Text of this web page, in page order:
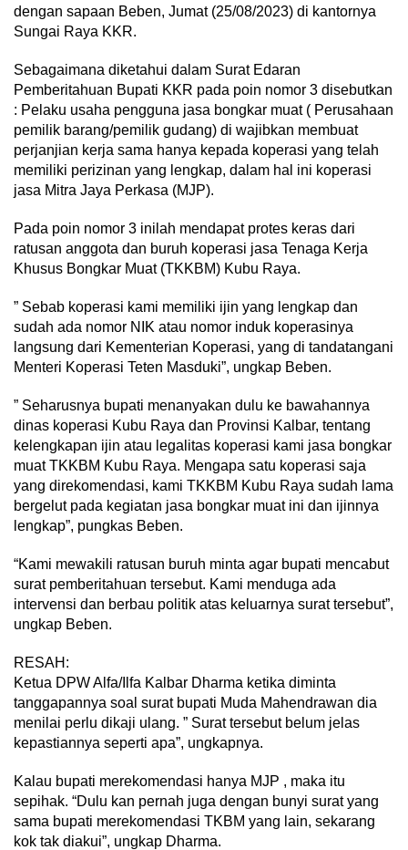
dengan sapaan Beben, Jumat (25/08/2023) di kantornya
Sungai Raya KKR.
Sebagaimana diketahui dalam Surat Edaran
Pemberitahuan Bupati KKR pada poin nomor 3 disebutkan
: Pelaku usaha pengguna jasa bongkar muat ( Perusahaan
pemilik barang/pemilik gudang) di wajibkan membuat
perjanjian kerja sama hanya kepada koperasi yang telah
memiliki perizinan yang lengkap, dalam hal ini koperasi
jasa Mitra Jaya Perkasa (MJP).
Pada poin nomor 3 inilah mendapat protes keras dari
ratusan anggota dan buruh koperasi jasa Tenaga Kerja
Khusus Bongkar Muat (TKKBM) Kubu Raya.
” Sebab koperasi kami memiliki ijin yang lengkap dan
sudah ada nomor NIK atau nomor induk koperasinya
langsung dari Kementerian Koperasi, yang di tandatangani
Menteri Koperasi Teten Masduki”, ungkap Beben.
” Seharusnya bupati menanyakan dulu ke bawahannya
dinas koperasi Kubu Raya dan Provinsi Kalbar, tentang
kelengkapan ijin atau legalitas koperasi kami jasa bongkar
muat TKKBM Kubu Raya. Mengapa satu koperasi saja
yang direkomendasi, kami TKKBM Kubu Raya sudah lama
bergelut pada kegiatan jasa bongkar muat ini dan ijinnya
lengkap”, pungkas Beben.
“Kami mewakili ratusan buruh minta agar bupati mencabut
surat pemberitahuan tersebut. Kami menduga ada
intervensi dan berbau politik atas keluarnya surat tersebut”,
ungkap Beben.
RESAH:
Ketua DPW Alfa/Ilfa Kalbar Dharma ketika diminta
tanggapannya soal surat bupati Muda Mahendrawan dia
menilai perlu dikaji ulang. ” Surat tersebut belum jelas
kepastiannya seperti apa”, ungkapnya.
Kalau bupati merekomendasi hanya MJP , maka itu
sepihak. “Dulu kan pernah juga dengan bunyi surat yang
sama bupati merekomendasi TKBM yang lain, sekarang
kok tak diakui”, ungkap Dharma.